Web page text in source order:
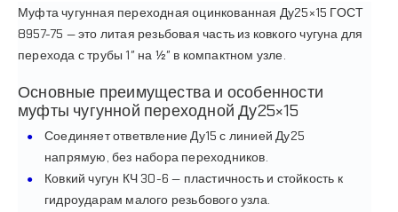
Муфта чугунная переходная оцинкованная Ду25×15 ГОСТ
8957-75 — это литая резьбовая часть из ковкого чугуна для
перехода с трубы 1″ на ½″ в компактном узле.
Основные преимущества и особенности
муфты чугунной переходной Ду25×15
Соединяет ответвление Ду15 с линией Ду25
напрямую, без набора переходников.
Ковкий чугун КЧ 30-6 — пластичность и стойкость к
гидроударам малого резьбового узла.